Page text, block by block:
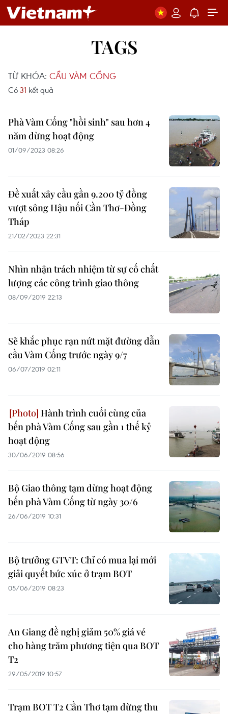
TAGS
TỪ KHÓA: CẦU VÀM CỐNG
Có 31 kết quả
Phà Vàm Cống "hồi sinh" sau hơn 4
năm dừng hoạt động
01/09/2023 08:26
Đề xuất xây cầu gần 9.200 tỷ đồng
vượt sông Hậu nối Cần Thơ-Đồng
Tháp
21/02/2023 22:31
Nhìn nhận trách nhiệm từ sự cố chất
lượng các công trình giao thông
08/09/2019 22:13
Sẽ khắc phục rạn nứt mặt đường dẫn
cầu Vàm Cống trước ngày 9/7
06/07/2019 02:11
Hành trình cuối cùng của
bến phà Vàm Cống sau gần 1 thế kỷ
hoạt động
30/06/2019 08:56
Bộ Giao thông tạm dừng hoạt động
bến phà Vàm Cống từ ngày 30/6
26/06/2019 10:31
Bộ trưởng GTVT: Chỉ có mua lại mới
giải quyết bức xúc ở trạm BOT
05/06/2019 08:23
An Giang đề nghị giảm 50% giá vé
cho hàng trăm phương tiện qua BOT
T2
29/05/2019 10:57
Trạm BOT T2 Cần Thơ tạm dừng thu